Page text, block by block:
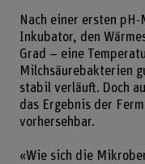
Nach einer ersten pH-
Inkubator, den
Grad – eine
Milchsäurebakterien
stabil verläuft. Doch
das Ergebnis der
vorhersehbar.
«Wie sich die